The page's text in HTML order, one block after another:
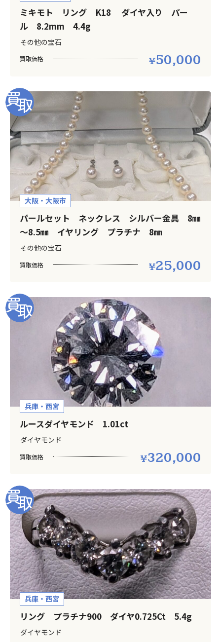
ミキモト リング K18 ダイヤ入り パー
ル 8.2mm 4.4g
その他の宝石
買取価格 50,000
大阪・大阪市
パールセット ネックレス シルバー金具 8㎜
～8.5㎜ イヤリング プラチナ 8㎜
その他の宝石
買取価格 25,000
兵庫・西宮
ルースダイヤモンド 1.01ct
ダイヤモンド
買取価格 320,000
兵庫・西宮
リング プラチナ900 ダイヤ0.725Ct 5.4g
ダイヤモンド